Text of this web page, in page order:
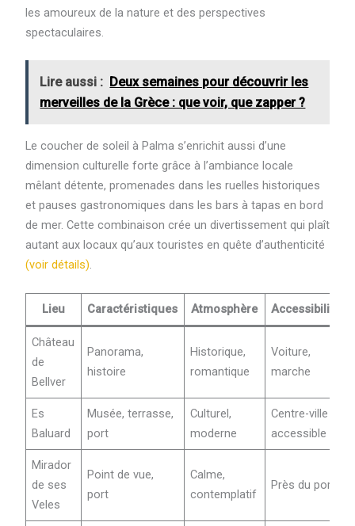
les amoureux de la nature et des perspectives
spectaculaires.
Lire aussi : Deux semaines pour découvrir les
merveilles de la Grèce : que voir, que zapper ?
Le coucher de soleil à Palma s’enrichit aussi d’une
dimension culturelle forte grâce à l’ambiance locale
mêlant détente, promenades dans les ruelles historiques
et pauses gastronomiques dans les bars à tapas en bord
de mer. Cette combinaison crée un divertissement qui plaît
autant aux locaux qu’aux touristes en quête d’authenticité
(voir détails).
Lieu Caractéristiques Atmosphère Accessibilité
Château
de
Bellver
Panorama,
histoire
Historique,
romantique
Voiture,
marche
Es
Baluard
Musée, terrasse,
port
Culturel,
moderne
Centre-ville
accessible
Mirador
de ses
Veles
Point de vue,
port
Calme,
contemplatif
Près du port